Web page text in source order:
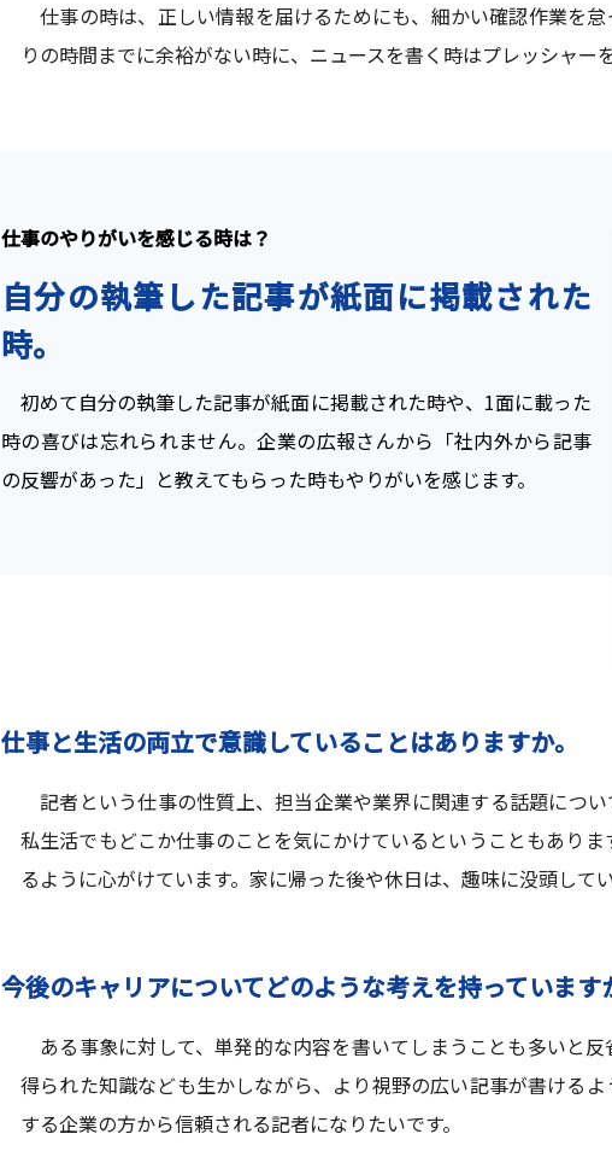
仕事の時は、正しい情報を届けるためにも、細かい確認作業を
りの時間までに余裕がない時に、ニュースを書く時はプレッシャー
仕事のやりがいを感じる時は？
自分の執筆した記事が紙面に掲載された
時。
初めて自分の執筆した記事が紙面に掲載された時や、1面に載った
時の喜びは忘れられません。企業の広報さんから「社内外から記事
の反響があった」と教えてもらった時もやりがいを感じます。
仕事と生活の両立で意識していることはありますか。
記者という仕事の性質上、担当企業や業界に関連する話題につい
私生活でもどこか仕事のことを気にかけているということもあり
るように心がけています。家に帰った後や休日は、趣味に没頭してい
今後のキャリアについてどのような考えを持っています
ある事象に対して、単発的な内容を書いてしまうことも多いと
得られた知識なども生かしながら、より視野の広い記事が書ける
する企業の方から信頼される記者になりたいです。